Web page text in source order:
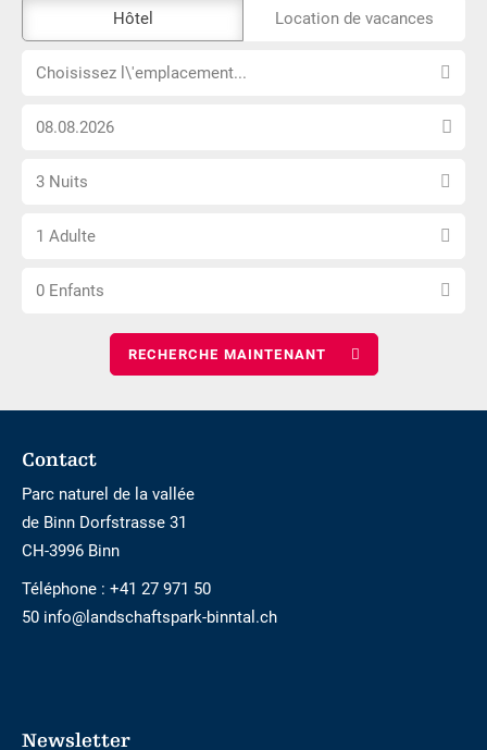
de
réservation
n\'est
accessible
Hôtel Location de vacances
Choisissez
Choisissez l\'emplacement...
Choisissez
date
Sélectionnez
nombre
nuits
3 Nuits
Choisissez
nombre
1 Adulte
Choisissez
0 Enfants
Footer
Contact
Parc naturel de la vallée
de Binn Dorfstrasse 31
CH-3996 Binn
Téléphone : +41 27 971 50
50 info@landschaftspark-binntal.ch
Newsletter